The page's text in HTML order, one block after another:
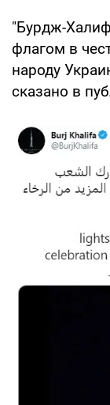
"Бурдж-
флагом в
народу
сказано в